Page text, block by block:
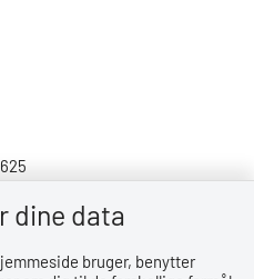
dine data
bruger, benytter